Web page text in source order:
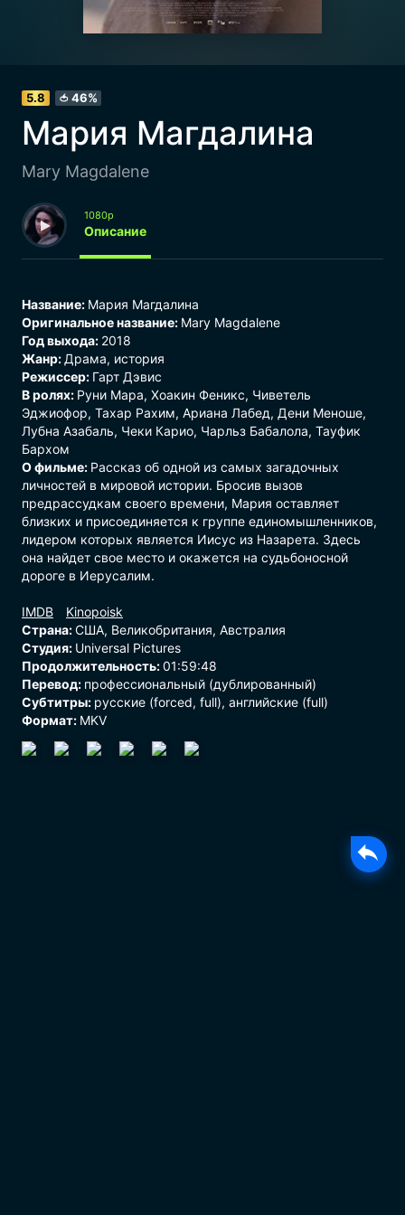
🍅 46%
5.8
Мария Магдалина
Mary Magdalene
1080p
Описание
Название: Мария Магдалина
Оригинальное название: Mary Magdalene
Год выхода: 2018
Жанр: Драма, история
Режиссер: Гарт Дэвис
В ролях: Руни Мара, Хоакин Феникс, Чиветель
Эджиофор, Тахар Рахим, Ариана Лабед, Дени Меноше,
Лубна Азабаль, Чеки Карио, Чарльз Бабалола, Тауфик
Бархом
О фильме: Рассказ об одной из самых загадочных
личностей в мировой истории. Бросив вызов
предрассудкам своего времени, Мария оставляет
близких и присоединяется к группе единомышленников,
лидером которых является Иисус из Назарета. Здесь
она найдет свое место и окажется на судьбоносной
дороге в Иерусалим.
Страна:США, Великобритания, Австралия
Студия: Universal Pictures
Продолжительность:01:59:48
Перевод: профессиональный (дублированный)
Субтитры: русские (forced, full), английские (full)
Формат: MKV